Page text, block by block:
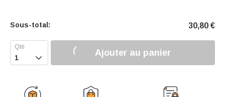
Sous-total: 30,80 €
 Ajouter au panier